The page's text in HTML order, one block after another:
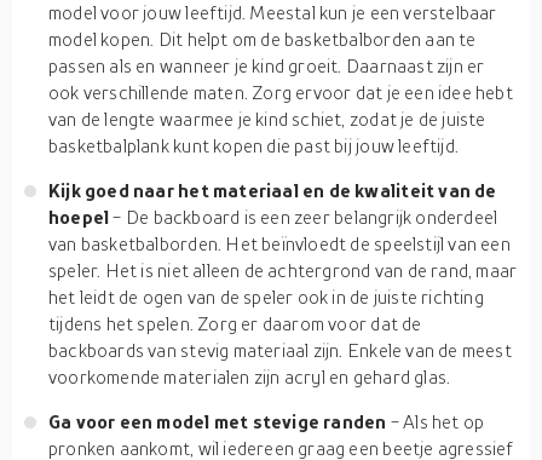
model voor jouw leeftijd. Meestal kun je een verstelbaar
model kopen. Dit helpt om de basketbalborden aan te
passen als en wanneer je kind groeit. Daarnaast zijn er
ook verschillende maten. Zorg ervoor dat je een idee hebt
van de lengte waarmee je kind schiet, zodat je de juiste
basketbalplank kunt kopen die past bij jouw leeftijd.
Kijk goed naar het materiaal en de kwaliteit van de
hoepel- De backboard is een zeer belangrijk onderdeel
van basketbalborden. Het beïnvloedt de speelstijl van een
speler. Het is niet alleen de achtergrond van de rand, maar
het leidt de ogen van de speler ook in de juiste richting
tijdens het spelen. Zorg er daarom voor dat de
backboards van stevig materiaal zijn. Enkele van de meest
voorkomende materialen zijn acryl en gehard glas.
Ga voor een model met stevige randen - Als het op
pronken aankomt, wil iedereen graag een beetje agressief